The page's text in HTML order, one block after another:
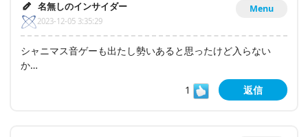
Menu
名無しのインサイダー
2023-12-05 3:35:29
シャニマス音ゲーも出たし勢いあると思ったけど入らない
か…
1
返信